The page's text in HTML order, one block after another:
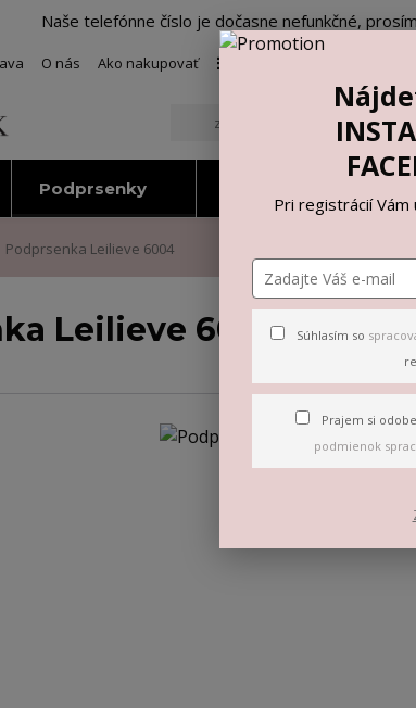
Naše telefónne číslo je dočasne nefunkčné,
O nás Ako nakupovať
Podprsenky
Podprsenka Leilieve 6004
Leilieve 6004
Pri registrácií Vám
Súhlasím so
Prajem si
podmienok